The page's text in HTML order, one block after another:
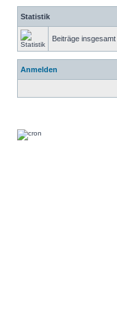
Statistik
Beiträge insgesamt
Anmelden